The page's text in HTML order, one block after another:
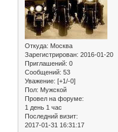
Откуда: Москва
Зарегистрирован: 2016-01-20
Приглашений: 0
Сообщений: 53
Уважение: [+1/-0]
Пол: Мужской
Провел на форуме:
1 день 1 час
Последний визит:
2017-01-31 16:31:17